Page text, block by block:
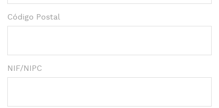
Código Postal
NIF/NIPC